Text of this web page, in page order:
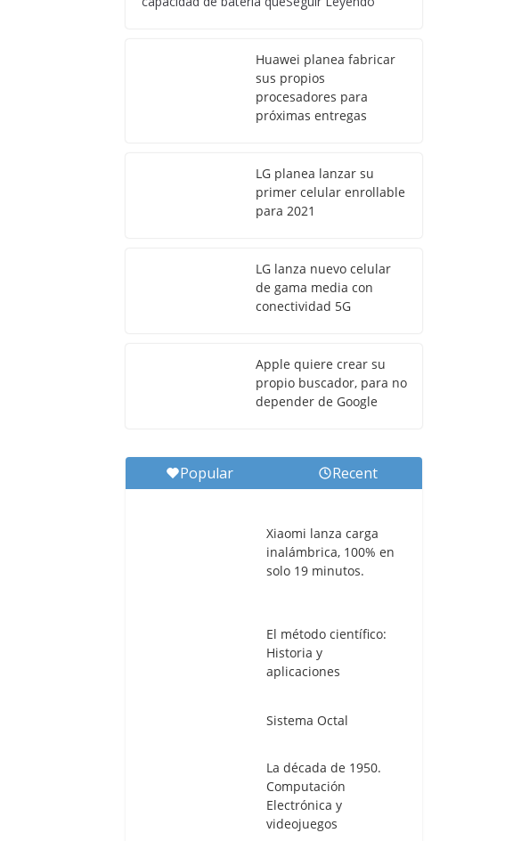
Huawei planea fabricar
sus propios
procesadores para
próximas entregas
LG planea lanzar su
primer celular enrollable
para 2021
LG lanza nuevo celular
de gama media con
conectividad 5G
Apple quiere crear su
propio buscador, para no
depender de Google
Popular Recent
Xiaomi lanza carga
inalámbrica, 100% en
solo 19 minutos.
El método científico:
Historia y
aplicaciones
Sistema Octal
La década de 1950.
Computación
Electrónica y
videojuegos